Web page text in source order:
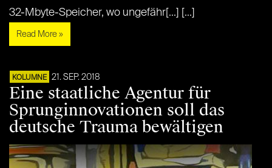
32-Mbyte-Speicher, wo ungefähr[...] [...]
Read More »
KOLUMNE 21. SEP. 2018
Eine staatliche Agentur für
Sprunginnovationen soll das
deutsche Trauma bewältigen